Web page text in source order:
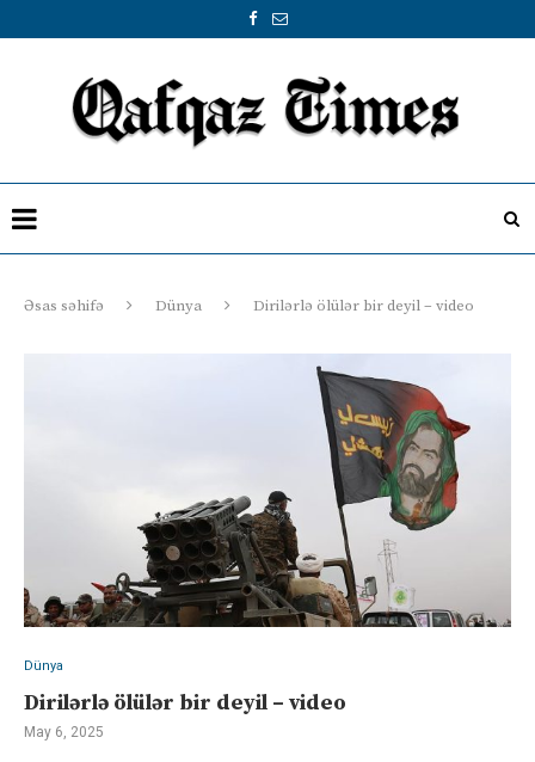
Əsas səhifə Dünya Dirilərlə ölülər bir deyil – video
Dünya
Dirilərlə ölülər bir deyil – video
May 6, 2025